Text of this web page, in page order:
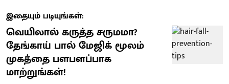
இதையும் படியுங்கள்:
வெயிலால் கருத்த சருமமா?
தேங்காய் பால் மேஜிக் மூலம்
முகத்தை பளபளப்பாக
மாற்றுங்கள்!